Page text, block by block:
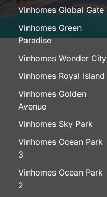
Vinhomes Global Gate
Vinhomes Green
Paradise
Vinhomes Wonder City
Vinhomes Royal Island
Vinhomes Golden
Avenue
Vinhomes Sky Park
Vinhomes Ocean Park
3
Vinhomes Ocean Park
2